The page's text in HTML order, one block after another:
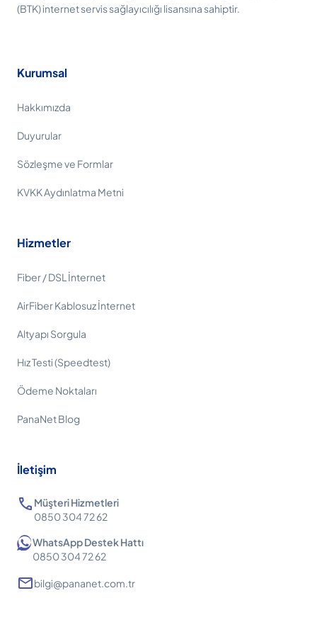
(BTK) internet servis sağlayıcılığı lisansına sahiptir.
Kurumsal
Hakkımızda
Duyurular
Sözleşme ve Formlar
KVKK Aydınlatma Metni
Hizmetler
Fiber / DSL İnternet
AirFiber Kablosuz İnternet
Altyapı Sorgula
Hız Testi (Speedtest)
Ödeme Noktaları
PanaNet Blog
İletişim
call Müşteri Hizmetleri
0850 304 72 62
WhatsApp Destek Hattı
0850 304 72 62
mailbilgi@pananet.com.tr